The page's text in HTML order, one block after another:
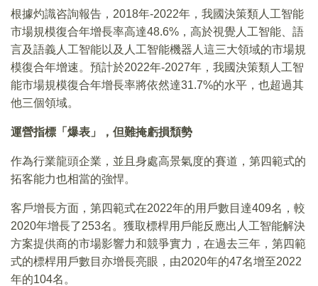
根據灼識咨詢報告，2018年-2022年，我國決策類人工智能
市場規模復合年增長率高達48.6%，高於視覺人工智能、語
言及語義人工智能以及人工智能機器人這三大領域的市場規
模復合年增速。預計於2022年-2027年，我國決策類人工智
能市場規模復合年增長率將依然達31.7%的水平，也超過其
他三個領域。
運營指標「爆表」，但難掩虧損頹勢
作為行業龍頭企業，並且身處高景氣度的賽道，第四範式的
拓客能力也相當的強悍。
客戶增長方面，第四範式在2022年的用戶數目達409名，較
2020年增長了253名。獲取標桿用戶能反應出人工智能解決
方案提供商的市場影響力和競爭實力，在過去三年，第四範
式的標桿用戶數目亦增長亮眼，由2020年的47名增至2022
年的104名。